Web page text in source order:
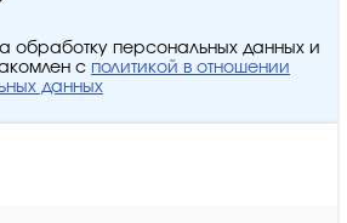
обработку персональных данных и
с политикой в отношении
данных